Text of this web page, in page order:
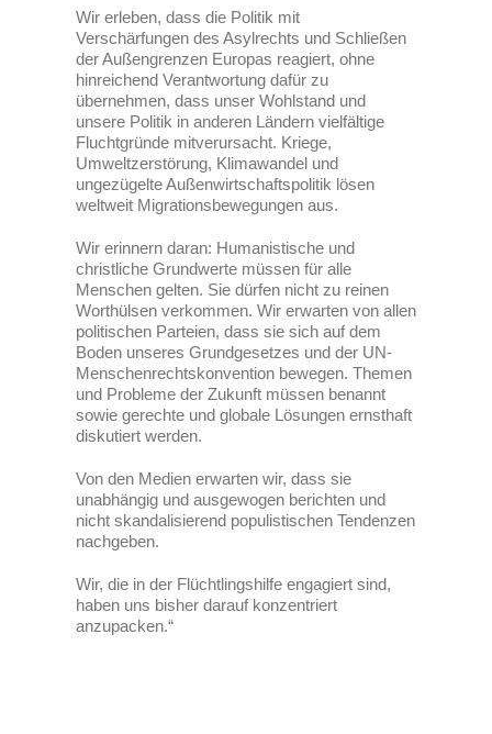
Wir erleben, dass die Politik mit
Verschärfungen des Asylrechts und Schließen
der Außengrenzen Europas reagiert, ohne
hinreichend Verantwortung dafür zu
übernehmen, dass unser Wohlstand und
unsere Politik in anderen Ländern vielfältige
Fluchtgründe mitverursacht. Kriege,
Umweltzerstörung, Klimawandel und
ungezügelte Außenwirtschaftspolitik lösen
weltweit Migrationsbewegungen aus.
Wir erinnern daran: Humanistische und
christliche Grundwerte müssen für alle
Menschen gelten. Sie dürfen nicht zu reinen
Worthülsen verkommen. Wir erwarten von allen
politischen Parteien, dass sie sich auf dem
Boden unseres Grundgesetzes und der UN-
Menschenrechtskonvention bewegen. Themen
und Probleme der Zukunft müssen benannt
sowie gerechte und globale Lösungen ernsthaft
diskutiert werden.
Von den Medien erwarten wir, dass sie
unabhängig und ausgewogen berichten und
nicht skandalisierend populistischen Tendenzen
nachgeben.
Wir, die in der Flüchtlingshilfe engagiert sind,
haben uns bisher darauf konzentriert
anzupacken.“